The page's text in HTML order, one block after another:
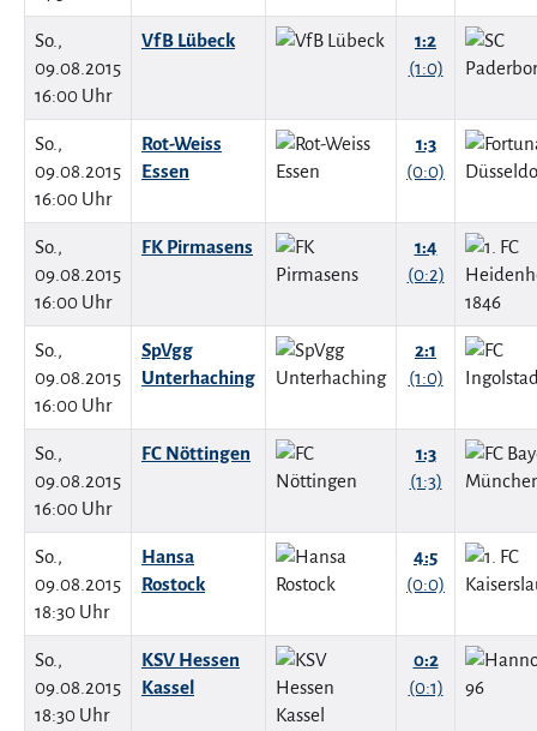
So.,
09.08.2015
16:00 Uhr
VfB Lübeck
1:2
(1:0)
So.,
09.08.2015
16:00 Uhr
Rot-Weiss
Essen
1:3
(0:0)
So.,
09.08.2015
16:00 Uhr
FK Pirmasens
1:4
(0:2)
So.,
09.08.2015
16:00 Uhr
SpVgg
Unterhaching
2:1
(1:0)
So.,
09.08.2015
16:00 Uhr
FC Nöttingen
1:3
(1:3)
So.,
09.08.2015
18:30 Uhr
Hansa
Rostock
4:5
(0:0)
So.,
09.08.2015
18:30 Uhr
KSV Hessen
Kassel
0:2
(0:1)